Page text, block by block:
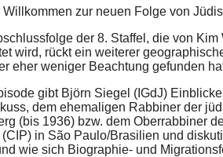
Willkommen zur neuen Folge von
der 8. Staffel, die von
wird, rückt ein weiterer
eher weniger Beachtung gefunden
gibt Björn Siegel (IGdJ)
dem ehemaligen Rabbiner der
(bis 1936) bzw. dem Oberrabbiner
in São Paulo/Brasilien und
wie sich Biographie- und